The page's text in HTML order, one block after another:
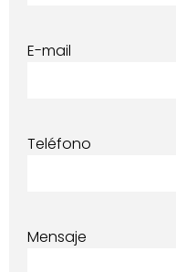
E-mail
Teléfono
Mensaje